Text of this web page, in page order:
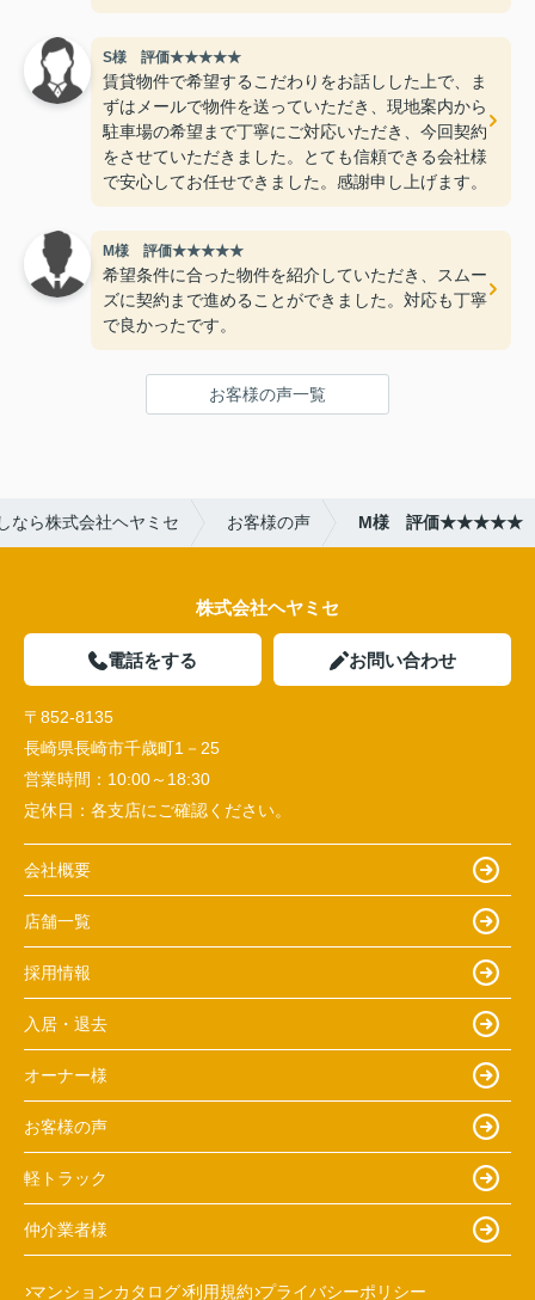
S様 評価★★★★★
賃貸物件で希望するこだわりをお話しした上で、ま
ずはメールで物件を送っていただき、現地案内から
駐車場の希望まで丁寧にご対応いただき、今回契約
をさせていただきました。とても信頼できる会社様
で安心してお任せできました。感謝申し上げます。
M様 評価★★★★★
希望条件に合った物件を紹介していただき、スムー
ズに契約まで進めることができました。対応も丁寧
で良かったです。
お客様の声一覧
なら株式会社ヘヤミセ お客様の声 M様 評価★★★★★
株式会社ヘヤミセ
電話をする お問い合わせ
〒852-8135
長崎県長崎市千歳町1－25
営業時間： 10:00～18:30
定休日： 各支店にご確認ください。
会社概要
店舗一覧
採用情報
入居・退去
オーナー様
お客様の声
軽トラック
仲介業者様
マンションカタログ 利用規約 プライバシーポリシー